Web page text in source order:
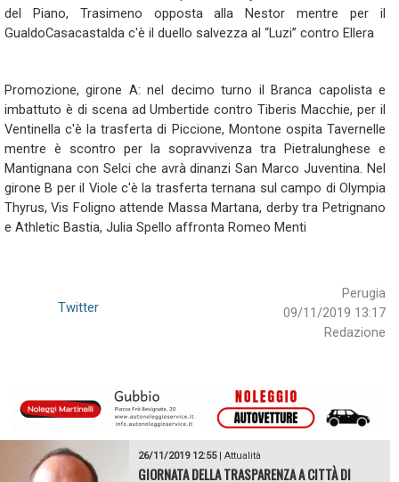
del Piano, Trasimeno opposta alla Nestor mentre per il
GualdoCasacastalda c'è il duello salvezza al “Luzi” contro Ellera
Promozione, girone A: nel decimo turno il Branca capolista e
imbattuto è di scena ad Umbertide contro Tiberis Macchie, per il
Ventinella c'è la trasferta di Piccione, Montone ospita Tavernelle
mentre è scontro per la sopravvivenza tra Pietralunghese e
Mantignana con Selci che avrà dinanzi San Marco Juventina. Nel
girone B per il Viole c'è la trasferta ternana sul campo di Olympia
Thyrus, Vis Foligno attende Massa Martana, derby tra Petrignano
e Athletic Bastia, Julia Spello affronta Romeo Menti
Perugia
09/11/2019 13:17
Redazione
Twitter
26/11/2019 12:55| Attualità
GIORNATA DELLA TRASPARENZA A CITTÀ DI